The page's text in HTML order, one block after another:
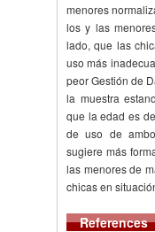
menores
los y las
lado, que las
uso más
peor Gestión de
la muestra
que la edad es
de uso de
sugiere más
las menores de
chicas en
References